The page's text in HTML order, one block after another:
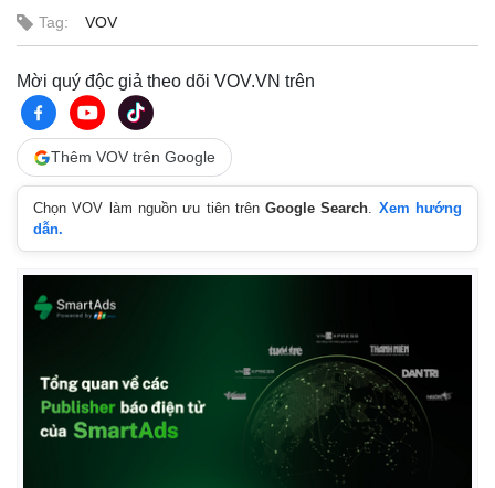
Thế giới
Quan sát
Multimedia
Video
Ảnh
E-Magazine
Tag: VOV
Mời quý độc giả theo dõi VOV.VN trên
Thêm VOV trên Google
Chọn VOV làm nguồn ưu tiên trênGoogle Search. Xem hướng
dẫn.